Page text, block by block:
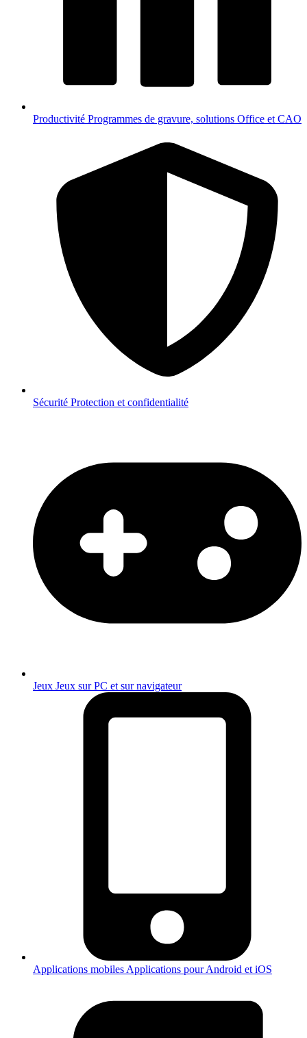
Productivité Programmes de gravure, solutions Office et CAO
Sécurité Protection et confidentialité
Jeux Jeux sur PC et sur navigateur
Applications mobiles Applications pour Android et iOS